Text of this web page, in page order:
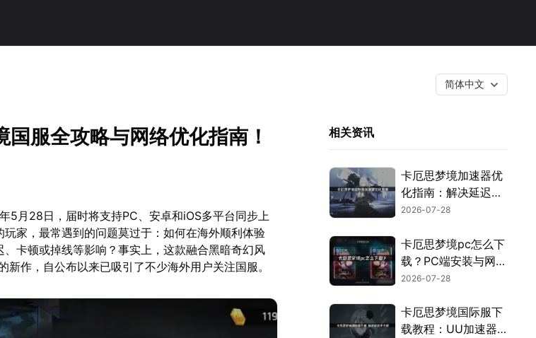
简体中文
服全攻略与网络优化指南！
5月28日，届时将支持PC、安卓和iOS多平台同步上
家，最常遇到的问题莫过于：如何在海外顺利体验
、卡顿或掉线等影响？事实上，这款融合黑暗奇幻风
作，自公布以来已吸引了不少海外用户关注国服。
相关资讯
卡厄思梦境加速器优
化指南：解决延迟卡
顿！
2026-07-28
卡厄思梦境pc怎么下
载？PC端安装与网络
优化指南！
2026-07-28
卡厄思梦境国际服下
载教程：UU加速器